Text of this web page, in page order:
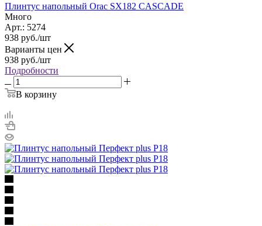
Плинтус напольный Orac SX182 CASCADE
Много
Арт.: 5274
938 руб./шт
Варианты цен
938 руб./шт
Подробности
В корзину